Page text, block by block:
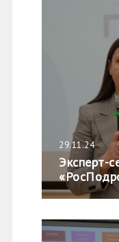
29.11.24
Эксперт-